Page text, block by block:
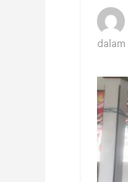
dalam